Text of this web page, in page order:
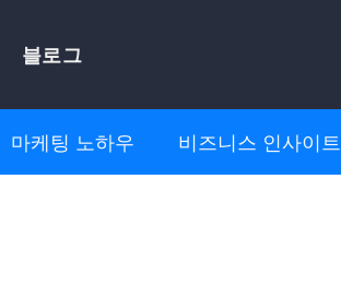
블로그
마케팅 노하우 비즈니스 인사이트